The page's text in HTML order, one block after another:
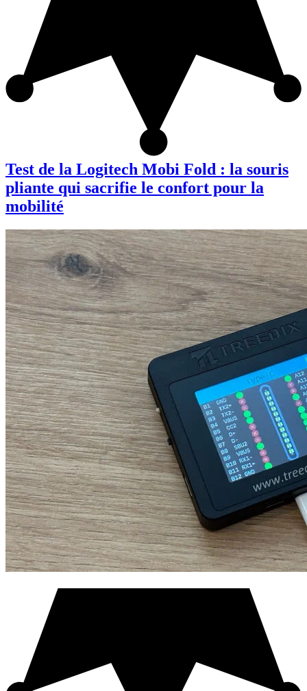
Test de la Logitech Mobi Fold : la souris
pliante qui sacrifie le confort pour la
mobilité